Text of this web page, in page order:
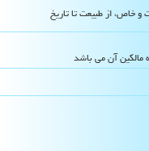
خاص، از طبیعت تا تاریخ